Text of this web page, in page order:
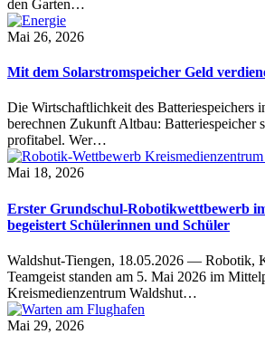
den Garten…
Mai 26, 2026
Mit dem Solarstromspeicher Geld
Die Wirtschaftlichkeit des Batteriespeichers
berechnen Zukunft Altbau: Batteriespeicher
profitabel. Wer…
Mai 18, 2026
Erster Grundschul-Robotikwettbewerb
begeistert Schülerinnen und Schüler
Waldshut-Tiengen, 18.05.2026 — Robotik,
Teamgeist standen am 5. Mai 2026 im
Kreismedienzentrum Waldshut…
Mai 29, 2026